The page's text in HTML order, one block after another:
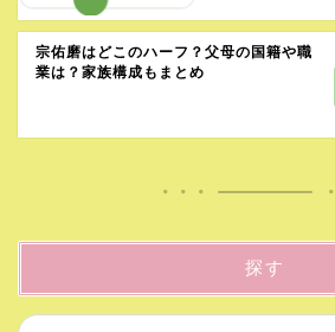
宗佑磨はどこのハーフ？父母の国籍や職
業は？家族構成もまとめ
探す